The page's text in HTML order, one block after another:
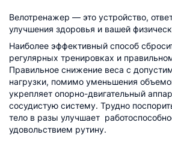
Велотренажер — это устройство,
улучшения здоровья и вашей
Наиболее эффективный способ
регулярных тренировках и
Правильное снижение веса с
нагрузки, помимо уменьшения
укрепляет опорно-двигательный
сосудистую систему. Трудно
тело в разы улучшает
удовольствием рутину.